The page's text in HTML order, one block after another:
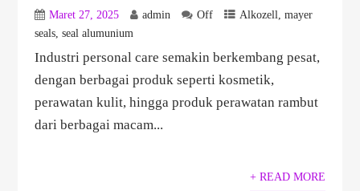
Maret 27, 2025 admin Off Alkozell mayer
seals, seal alumunium
Industri personal care semakin berkembang pesat,
dengan berbagai produk seperti kosmetik,
perawatan kulit, hingga produk perawatan rambut
dari berbagai macam...
+ READ MORE